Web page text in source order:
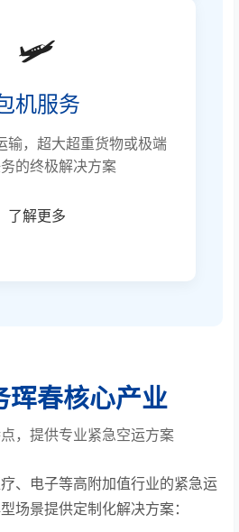
🛩️
机服务
输，超大超重货物或极端
的终极解决方案
了解更多
珲春核心产业
，提供专业紧急空运方案
、电子等高附加值行业的紧急运
场景提供定制化解决方案：